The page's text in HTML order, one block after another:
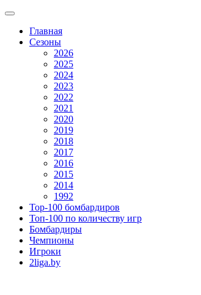
Главная
Сезоны
2026
2025
2024
2023
2022
2021
2020
2019
2018
2017
2016
2015
2014
1992
Top-100 бомбардиров
Топ-100 по количеству игр
Бомбардиры
Чемпионы
Игроки
2liga.by